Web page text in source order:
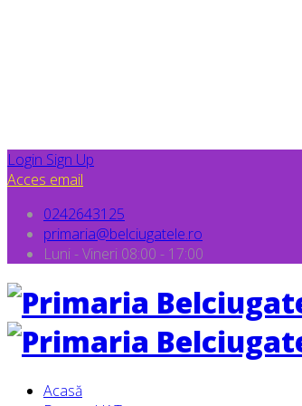
Login Sign Up
Acces email
0242643125
primaria@belciugatele.ro
Luni - Vineri 08:00 - 17:00
Acasă